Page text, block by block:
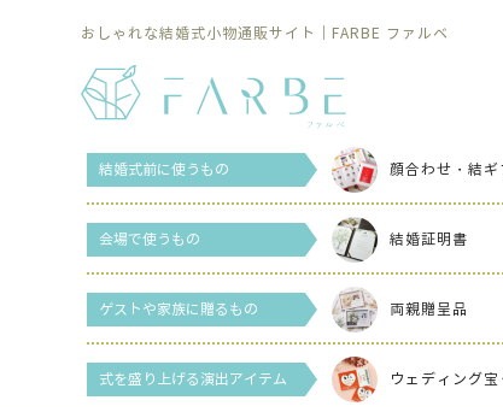
おしゃれな結婚式小物通販サイト｜FARBE ファルベ
結婚式前に使うもの 顔合わせ・結ギ
会場で使うもの 結婚証明書
ゲストや家族に贈るもの 両親贈呈品
式を盛り上げる演出アイテム ウェディング宝